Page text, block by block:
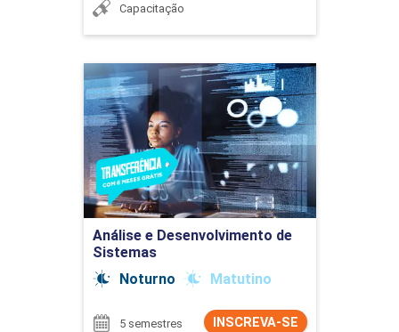
Capacitação
Análise e Desenvolvimento de
Sistemas
Noturno
Matutino
INSCREVA-SE
5 semestres
Análise e Desenvolvimento
de Sistemas
Detalhes do curso
Ir para Inscrição